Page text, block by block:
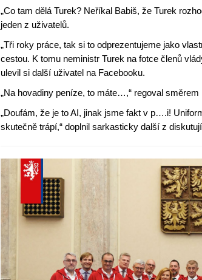
„Co tam dělá Turek? Neříkal Babiš, že Turek
jeden z uživatelů.
„Tři roky práce, tak si to odprezentujeme jako
cestou. K tomu neministr Turek na fotce členů
ulevil si další uživatel na Facebooku.
„Na hovadiny peníze, to máte…,“ regoval
„Doufám, že je to AI, jinak jsme fakt v p….i!
skutečně trápí,“ doplnil sarkasticky další z